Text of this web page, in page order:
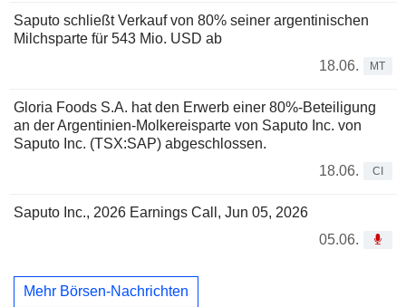
Saputo schließt Verkauf von 80% seiner argentinischen
Milchsparte für 543 Mio. USD ab
18.06.
MT
Gloria Foods S.A. hat den Erwerb einer 80%-Beteiligung
an der Argentinien-Molkereisparte von Saputo Inc. von
Saputo Inc. (TSX:SAP) abgeschlossen.
18.06.
CI
Saputo Inc., 2026 Earnings Call, Jun 05, 2026
05.06.
Mehr Börsen-Nachrichten